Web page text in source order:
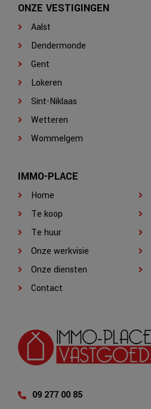
09 277 00 85
IMMO-PLACE
Home
Te koop
Te huur
Onze werkvisie
Onze diensten
Contact
ONZE VESTIGINGEN
Aalst
Dendermonde
Gent
Lokeren
Sint-Niklaas
Wetteren
Wommelgem